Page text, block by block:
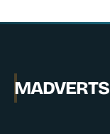
MADVERTS